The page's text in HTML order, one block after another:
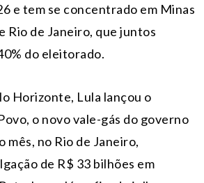
e tem se concentrado em Minas
Rio de Janeiro, que juntos
do eleitorado.
Horizonte, Lula lançou o
o novo vale-gás do governo
mês, no Rio de Janeiro,
de R$ 33 bilhões em